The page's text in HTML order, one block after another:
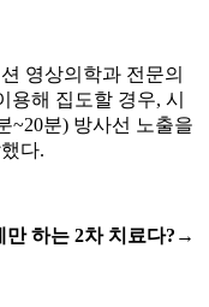
영상의학과 전문의
용해 집도할 경우, 시
~20분) 방사선 노출을
다.
하는 2차 치료다?→